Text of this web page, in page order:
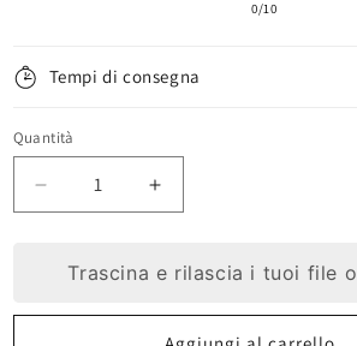
0/10
Tempi di consegna
Quantità
Il
per
Il
Trascina e rilascia i tuoi file o